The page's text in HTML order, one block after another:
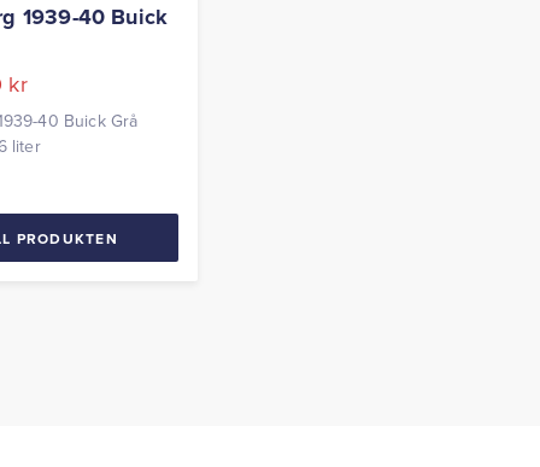
1939-40 Buick
kr
40 Buick Grå
liter
PRODUKTEN